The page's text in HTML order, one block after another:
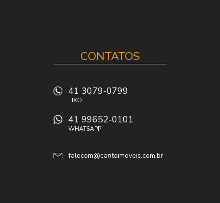
CONTATOS
41 3079-0799
FIXO
41 99652-0101
WHATSAPP
falecom@cantoimoveis.com.br